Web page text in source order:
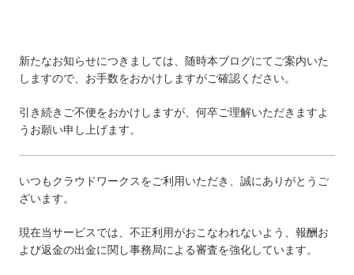
新たなお知らせにつきましては、随時本ブログにてご案内いた
しますので、お手数をおかけしますがご確認ください。
引き続きご不便をおかけしますが、何卒ご理解いただきますよ
うお願い申し上げます。
いつもクラウドワークスをご利用いただき、誠にありがとうご
ざいます。
現在当サービスでは、不正利用がおこなわれないよう、報酬お
よび返金の出金に関し事務局による審査を強化しています。